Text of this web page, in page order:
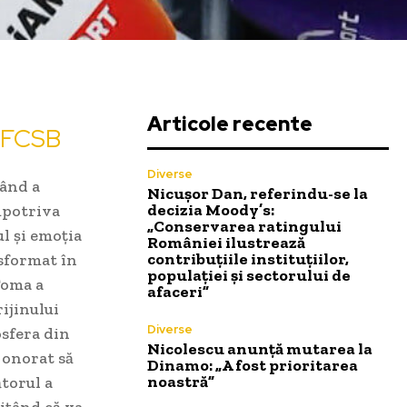
a
și emoția
în
a
din
să
a
Articole recente
Diverse
Nicușor Dan, referindu-se la
decizia Moody’s:
„Conservarea ratingului
României ilustrează
contribuțiile instituțiilor,
populației și sectorului de
afaceri”
Diverse
Nicolescu anunță mutarea la
Dinamo: „A fost prioritarea
noastră”